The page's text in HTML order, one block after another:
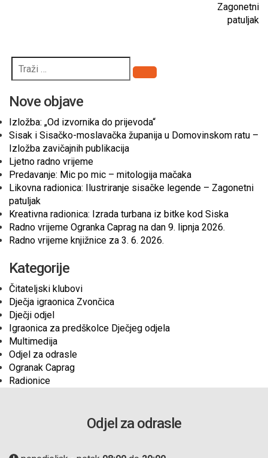
Zagonetni
patuljak
Pretraži
Nove objave
Izložba: „Od izvornika do prijevoda“
Sisak i Sisačko-moslavačka županija u Domovinskom ratu –
Izložba zavičajnih publikacija
Ljetno radno vrijeme
Predavanje: Mic po mic – mitologija mačaka
Likovna radionica: Ilustriranje sisačke legende – Zagonetni
patuljak
Kreativna radionica: Izrada turbana iz bitke kod Siska
Radno vrijeme Ogranka Caprag na dan 9. lipnja 2026.
Radno vrijeme knjižnice za 3. 6. 2026.
Kategorije
Čitateljski klubovi
Dječja igraonica Zvončica
Dječji odjel
Igraonica za predškolce Dječjeg odjela
Multimedija
Odjel za odrasle
Ogranak Caprag
Radionice
Odjel za odrasle